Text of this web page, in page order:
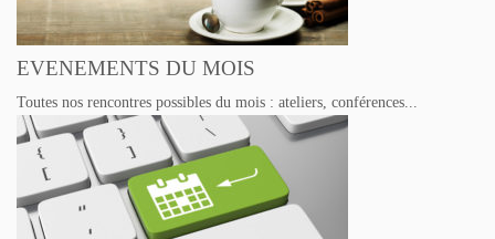
EVENEMENTS DU MOIS
Toutes nos rencontres possibles du mois : ateliers, conférences...